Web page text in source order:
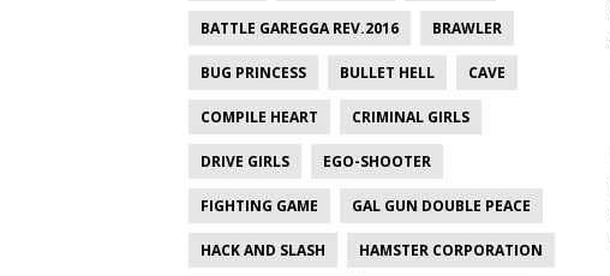
BATTLE GAREGGA REV.2016 BRAWLER
BUG PRINCESS BULLET HELL CAVE
COMPILE HEART CRIMINAL GIRLS
DRIVE GIRLS EGO-SHOOTER
FIGHTING GAME GAL GUN DOUBLE PEACE
HACK AND SLASH HAMSTER CORPORATION